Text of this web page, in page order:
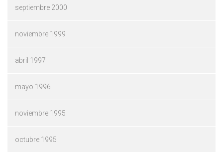
septiembre 2000
noviembre 1999
abril 1997
mayo 1996
noviembre 1995
octubre 1995